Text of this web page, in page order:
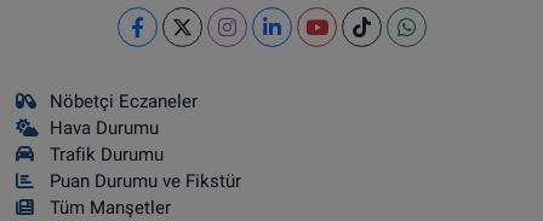
Nöbetçi Eczaneler
Hava Durumu
Trafik Durumu
Puan Durumu ve Fikstür
Tüm Manşetler